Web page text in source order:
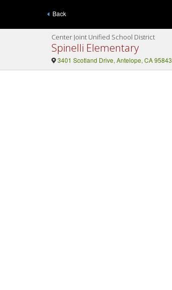
Back
Center Joint Unified School District
Spinelli Elementary
3401 Scotland Drive, Antelope, CA 95843